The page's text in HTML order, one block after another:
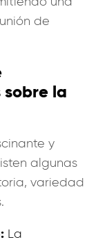
de
la
y
algunas
variedad
La